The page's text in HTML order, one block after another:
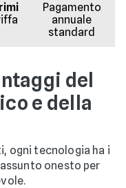
Pagamento
annuale
standard
del
e della
ogni tecnologia ha i
onesto per